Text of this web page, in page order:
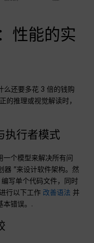
性能的实
么还要多花 3 倍的钱购
的推理或视觉解读时，
执行者模式
一个模型来解决所有问
器 ”来设计软件架构。然
写单个代码文件，同时
行以下工作 改善语法 并
本错误。.